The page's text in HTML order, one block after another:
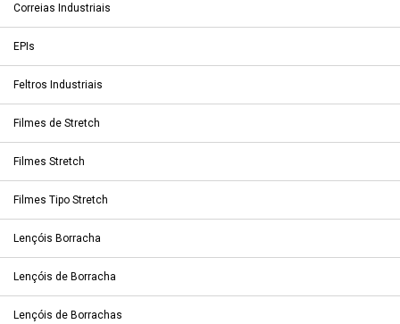
Correias Industriais
EPIs
Feltros Industriais
Filmes de Stretch
Filmes Stretch
Filmes Tipo Stretch
Lençóis Borracha
Lençóis de Borracha
Lençóis de Borrachas